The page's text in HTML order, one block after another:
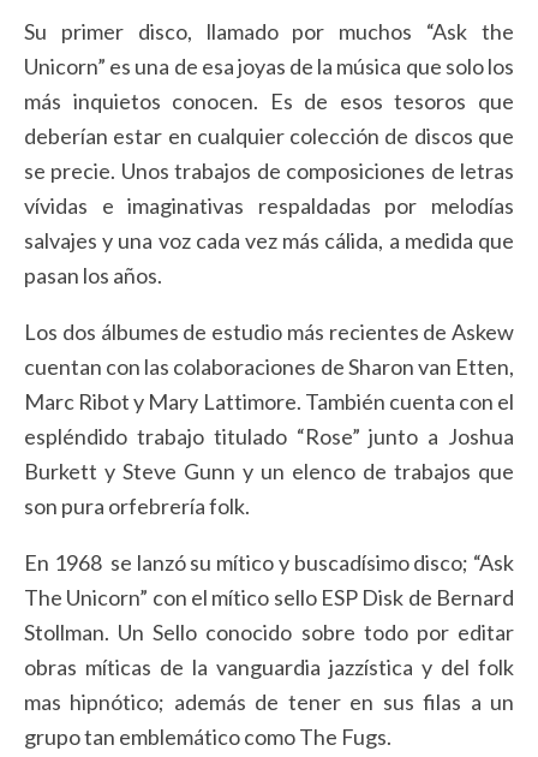
Su primer disco, llamado por muchos “Ask the
Unicorn” es una de esa joyas de la música que solo los
más inquietos conocen. Es de esos tesoros que
deberían estar en cualquier colección de discos que
se precie. Unos trabajos de composiciones de letras
vívidas e imaginativas respaldadas por melodías
salvajes y una voz cada vez más cálida, a medida que
pasan los años.
Los dos álbumes de estudio más recientes de Askew
cuentan con las colaboraciones de Sharon van Etten,
Marc Ribot y Mary Lattimore. También cuenta con el
espléndido trabajo titulado “Rose” junto a Joshua
Burkett y Steve Gunn y un elenco de trabajos que
son pura orfebrería folk.
En 1968 se lanzó su mítico y buscadísimo disco; “Ask
The Unicorn” con el mítico sello ESP Disk de Bernard
Stollman. Un Sello conocido sobre todo por editar
obras míticas de la vanguardia jazzística y del folk
mas hipnótico; además de tener en sus filas a un
grupo tan emblemático como The Fugs.